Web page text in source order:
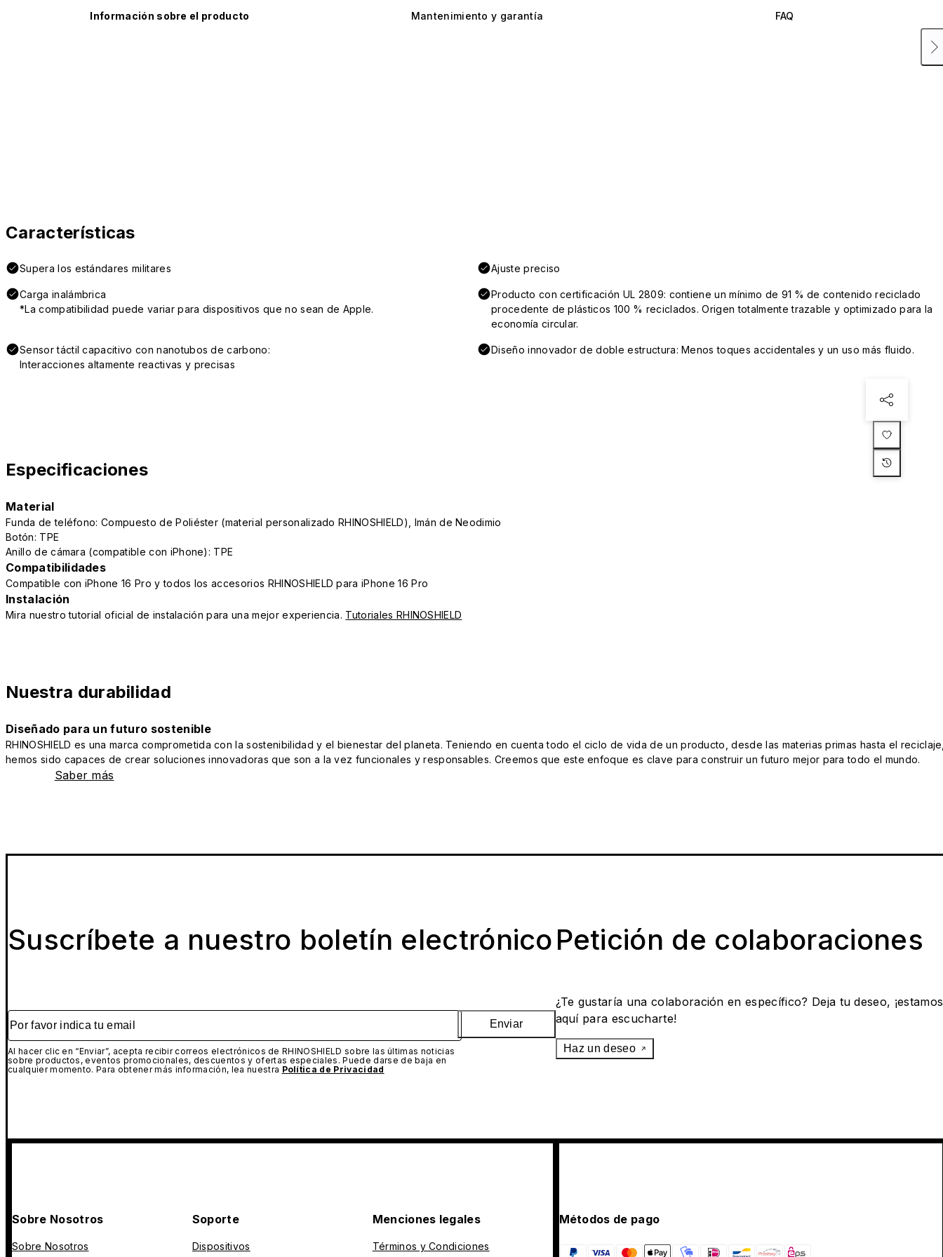
Información sobre el producto Mantenimiento y garantía FAQ
Características
Supera los estándares militares Ajuste preciso
Carga inalámbrica
*La compatibilidad puede variar para dispositivos que no sean de Apple.
Producto con certificación UL 2809: contiene un mínimo de 91 % de contenido reciclado
procedente de plásticos 100 % reciclados. Origen totalmente trazable y optimizado para la
economía circular.
Sensor táctil capacitivo con nanotubos de carbono:
Interacciones altamente reactivas y precisas
Diseño innovador de doble estructura: Menos toques accidentales y un uso más fluido.
Especificaciones
Material
Funda de teléfono: Compuesto de Poliéster (material personalizado RHINOSHIELD), Imán de Neodimio
Botón: TPE
Anillo de cámara (compatible con iPhone): TPE
Compatibilidades
Compatible con iPhone 16 Pro y todos los accesorios RHINOSHIELD para iPhone 16 Pro
Instalación
Mira nuestro tutorial oficial de instalación para una mejor experiencia. Tutoriales RHINOSHIELD
Nuestra durabilidad
Diseñado para un futuro sostenible
RHINOSHIELD es una marca comprometida con la sostenibilidad y el bienestar del planeta. Teniendo en cuenta todo el ciclo de vida de un producto, desde las materias primas hasta el
hemos sido capaces de crear soluciones innovadoras que son a la vez funcionales y responsables. Creemos que este enfoque es clave para construir un futuro mejor para todo el mundo.
Saber más
Suscríbete a nuestro boletín electrónico
Por favor indica tu email
Al hacer clic en “Enviar”, acepta recibir correos electrónicos de RHINOSHIELD sobre las últimas noticias
sobre productos, eventos promocionales, descuentos y ofertas especiales. Puede darse de baja en
cualquier momento. Para obtener más información, lea nuestra Política de Privacidad
Enviar
Petición de colaboraciones
¿Te gustaría una colaboración en específico? Deja tu deseo, ¡estamos
aquí para escucharte!
Haz un deseo
Sobre Nosotros
Sobre Nosotros
Soporte
Dispositivos
Menciones legales
Términos y Condiciones
Métodos de pago